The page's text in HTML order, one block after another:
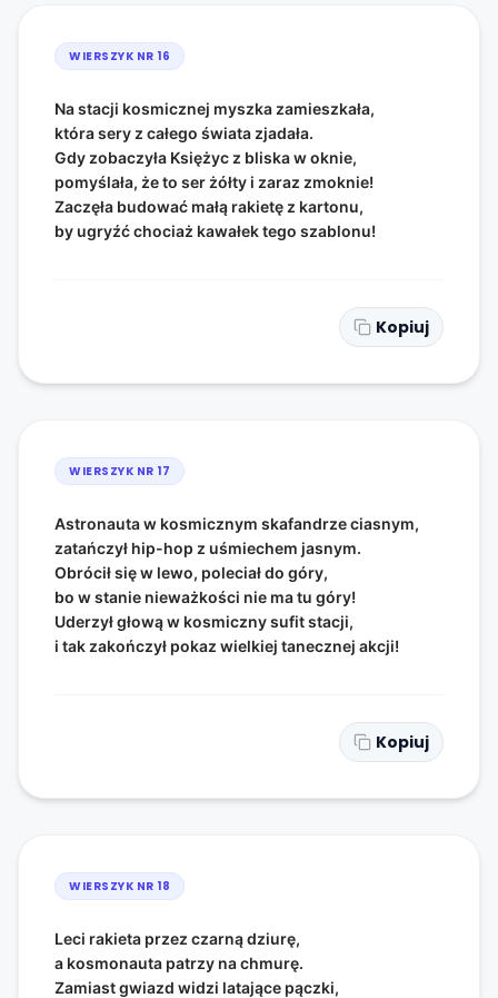
WIERSZYK NR 16
Na stacji kosmicznej myszka zamieszkała,
która sery z całego świata zjadała.
Gdy zobaczyła Księżyc z bliska w oknie,
pomyślała, że to ser żółty i zaraz zmoknie!
Zaczęła budować małą rakietę z kartonu,
by ugryźć chociaż kawałek tego szablonu!
Kopiuj
WIERSZYK NR 17
Astronauta w kosmicznym skafandrze ciasnym,
zatańczył hip-hop z uśmiechem jasnym.
Obrócił się w lewo, poleciał do góry,
bo w stanie nieważkości nie ma tu góry!
Uderzył głową w kosmiczny sufit stacji,
i tak zakończył pokaz wielkiej tanecznej akcji!
Kopiuj
WIERSZYK NR 18
Leci rakieta przez czarną dziurę,
a kosmonauta patrzy na chmurę.
Zamiast gwiazd widzi latające pączki,